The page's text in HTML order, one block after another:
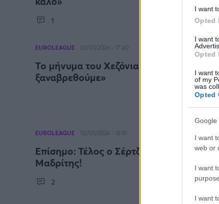
I want
Opted
I want
Opted
I want
of my
was
Opted
Google
I want
web or
I want
I want
1
EUROLEAGUE 02/07/2026 - 17:40
Το μήνυμα του Χεζόνια στον Σκαριόλο:
ξαναβρεθούμε»
EUROLEAGUE 02/07/2026 - 12:10
Επίσημο: Τέλος ο Σέρτζιο Σκαριόλο από
Μαδρίτης!
2